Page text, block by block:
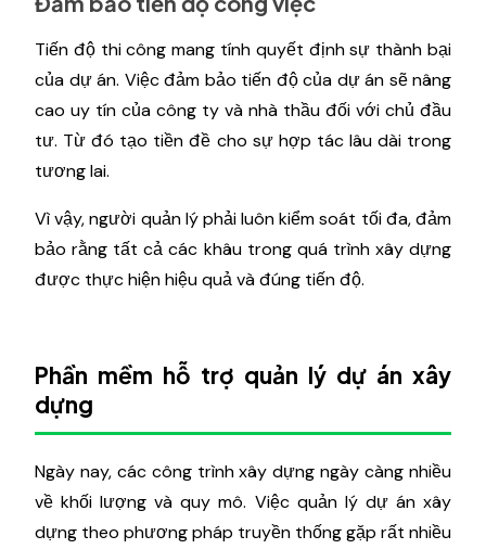
Tiến độ thi công mang tính quyết định sự thành bại
của dự án. Việc đảm bảo tiến độ của dự án sẽ nâng
cao uy tín của công ty và nhà thầu đối với chủ đầu
tư. Từ đó tạo tiền đề cho sự hợp tác lâu dài trong
tương lai.
Vì vậy, người quản lý phải luôn kiểm soát tối đa, đảm
bảo rằng tất cả các khâu trong quá trình xây dựng
được thực hiện hiệu quả và đúng tiến độ.
Phần mềm hỗ trợ quản lý dự án xây
dựng
Ngày nay, các công trình xây dựng ngày càng nhiều
về khối lượng và quy mô. Việc quản lý dự án xây
dựng theo phương pháp truyền thống gặp rất nhiều